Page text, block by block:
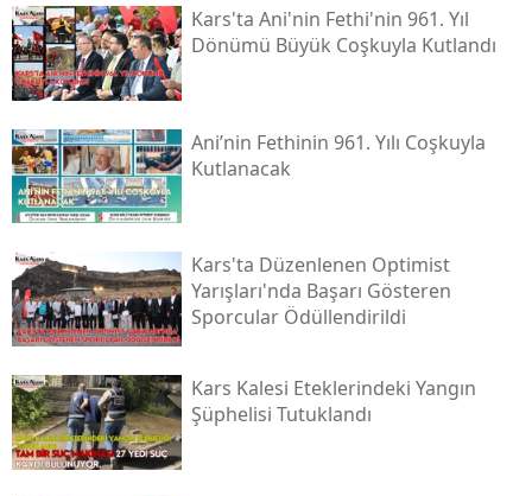
Malatya
Kahramanmaraş
Muş
Nevşehir
Niğde
Kars'ta Ani'nin Fethi'nin 961. Yıl
Dönümü Büyük Coşkuyla Kutlandı
Ani’nin Fethinin 961. Yılı Coşkuyla
Kutlanacak
Kars'ta Düzenlenen Optimist
Yarışları'nda Başarı Gösteren
Sporcular Ödüllendirildi
Kars Kalesi Eteklerindeki Yangın
Şüphelisi Tutuklandı